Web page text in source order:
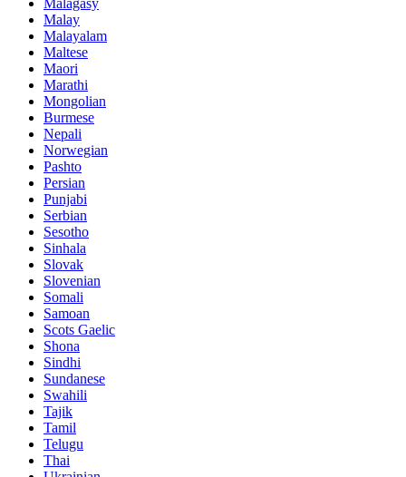
Malagasy
Malay
Malayalam
Maltese
Maori
Marathi
Mongolian
Burmese
Nepali
Norwegian
Pashto
Persian
Punjabi
Serbian
Sesotho
Sinhala
Slovak
Slovenian
Somali
Samoan
Scots Gaelic
Shona
Sindhi
Sundanese
Swahili
Tajik
Tamil
Telugu
Thai